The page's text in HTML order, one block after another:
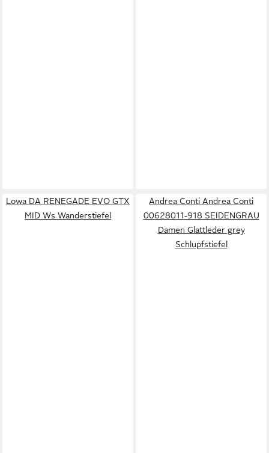
Lowa DA RENEGADE EVO GTX
MID Ws Wanderstiefel
Andrea Conti Andrea Conti
00628011-918 SEIDENGRAU
Damen Glattleder grey
Schlupfstiefel